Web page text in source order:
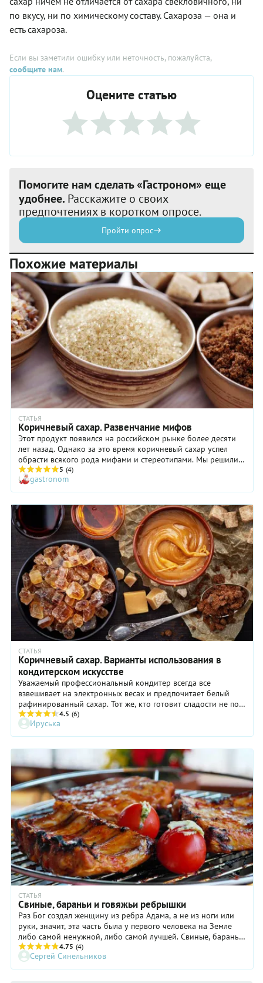
по вкусу, ни по химическому составу. Сахароза — она и
есть сахароза.
Если вы заметили ошибку или неточность, пожалуйста,
сообщите нам.
Оцените статью
Помогите нам сделать «Гастроном» еще
удобнее. Расскажите о своих
предпочтениях в коротком опросе.
Пройти опрос
Похожие материалы
СТАТЬЯ
Коричневый сахар. Развенчание мифов
Этот продукт появился на российском рынке более десяти
лет назад. Однако за это время коричневый сахар успел
обрасти всякого рода мифами и стереотипами. Мы решили
собрать самые распространенные из них и оценить степень
их правдивости.
5 (4)
gastronom
СТАТЬЯ
Коричневый сахар. Варианты использования в
кондитерском искусстве
Уважаемый профессиональный кондитер всегда все
взвешивает на электронных весах и предпочитает белый
рафинированный сахар. Тот же, кто готовит сладости не по
обязанности, а исключительно по велению души, меряет
продукты горстями, ложками и стаканами. Что же до сахара,
он обожает все его виды, но особенно — тростниковый
коричневый.
4.5 (6)
Ируська
СТАТЬЯ
Свиные, бараньи и говяжьи ребрышки
Раз Бог создал женщину из ребра Адама, а не из ноги или
руки, значит, эта часть была у первого человека на Земле
либо самой ненужной, либо самой лучшей. Свиные, бараньи
или говяжьи ребрышки тоже вполне укладываются в это
определение
4.75 (4)
Сергей Синельников